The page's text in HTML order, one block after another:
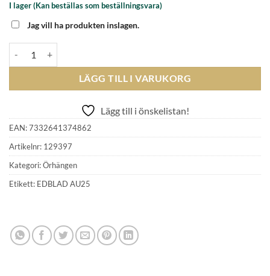
I lager (Kan beställas som beställningsvara)
Jag vill ha produkten inslagen.
LÄGG TILL I VARUKORG
Lägg till i önskelistan!
EAN:7332641374862
Artikelnr: 129397
Kategori:Örhängen
Etikett: EDBLAD AU25